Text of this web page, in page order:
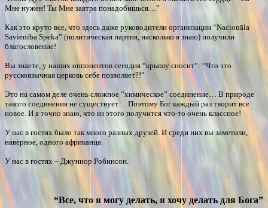
Мне нужен! Ты Мне завтра понадобишься…”
Как это круто все, что здесь даже руководители организации “Nacionāla
Savienība Speka” (политическая партия, насколько я знаю) получили
благословение!
Вы знаете, у наших оппонентов сегодня “крышу сносит”: “Что это
русскоязычная церковь себе позволяет?!”
Это на самом деле очень сложное “химическое” соединение… В природе
такого соединения не существует… Поэтому Бог каждый раз творит все
новое. И я точно знаю, что из этого получится что-то очень классное!
У нас в гостях было так много разных друзей. И среди них вы заметили,
наверное, одного африканца.
У нас в гостях – Джуниор Робинсон.
“Все, что я могу делать, я хочу делать для Бога”